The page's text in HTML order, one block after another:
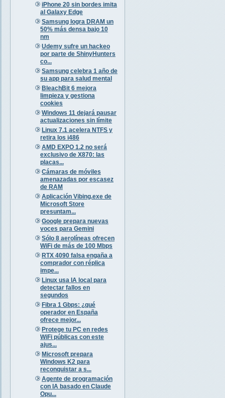
iPhone 20 sin bordes imita
al Galaxy Edge
Samsung logra DRAM un
50% más densa bajo 10
nm
Udemy sufre un hackeo
por parte de ShinyHunters
co...
Samsung celebra 1 año de
su app para salud mental
BleachBit 6 mejora
limpieza y gestiona
cookies
Windows 11 dejará pausar
actualizaciones sin límite
Linux 7.1 acelera NTFS y
retira los i486
AMD EXPO 1.2 no será
exclusivo de X870: las
placas...
Cámaras de móviles
amenazadas por escasez
de RAM
Aplicación Vibing.exe de
Microsoft Store
presuntam...
Google prepara nuevas
voces para Gemini
Sólo 8 aerolíneas ofrecen
WiFi de más de 100 Mbps
RTX 4090 falsa engaña a
comprador con réplica
impe...
Linux usa IA local para
detectar fallos en
segundos
Fibra 1 Gbps: ¿qué
operador en España
ofrece mejor...
Protege tu PC en redes
WiFi públicas con este
ajus...
Microsoft prepara
Windows K2 para
reconquistar a s...
Agente de programación
con IA basado en Claude
Opu...